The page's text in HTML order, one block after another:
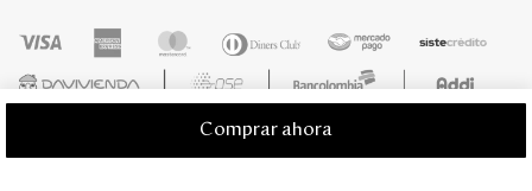
Comprar ahora
Mario Hernández 2022. Derechos reservados. Desarrollado por
Plataforma Vtex